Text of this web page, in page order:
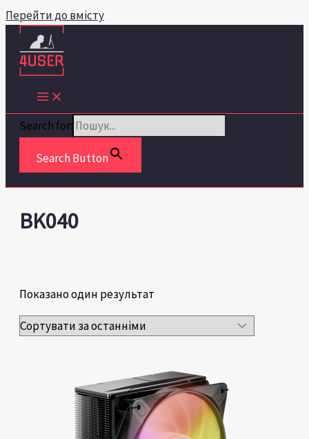
Перейти до вмісту
Search for:
Search Button
BK040
Показано один результат